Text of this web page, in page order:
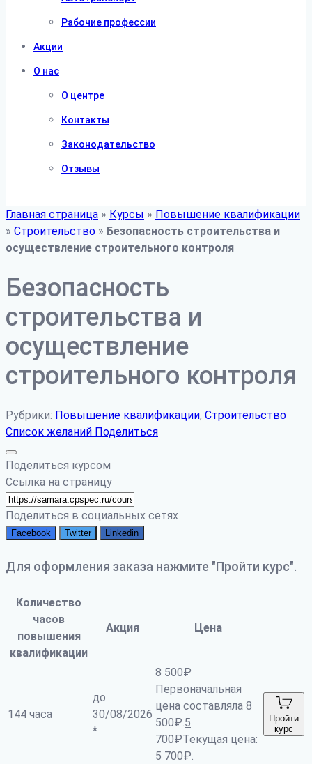
Рабочие профессии
Акции
О нас
О центре
Контакты
Законодательство
Отзывы
Главная страница » Курсы » Повышение квалификации
» Строительство » Безопасность строительства и
осуществление строительного контроля
Безопасность
строительства и
осуществление
строительного контроля
Рубрики: Повышение квалификации, Строительство
Список желаний Поделиться
Поделиться курсом
Ссылка на страницу
Поделиться в социальных сетях
Facebook Twitter Linkedin
Для оформления заказа нажмите "Пройти курс".
Количество
часов
повышения
квалификации
Акция Цена
144 часа
до
30/08/2026
*
8 500₽
Первоначальная
цена составляла 8
500₽.5
700₽Текущая цена:
5 700₽.
Пройти
курс